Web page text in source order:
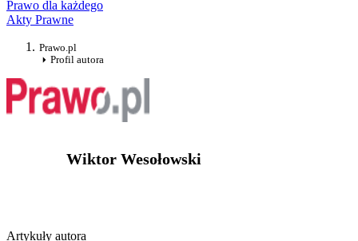
Prawo dla każdego
Akty Prawne
Prawo.pl
Profil autora
Wiktor Wesołowski
Artykuły autora